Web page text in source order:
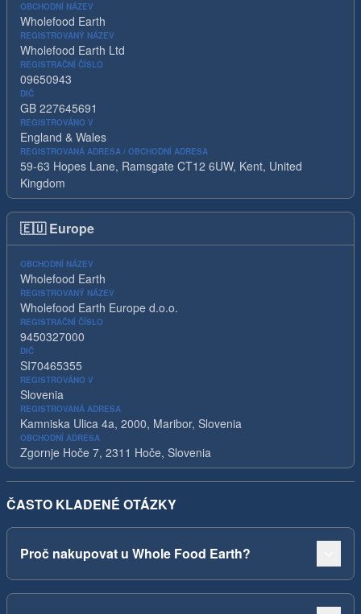
OBCHODNÍ NÁZEV
Wholefood Earth
REGISTROVANÝ NÁZEV
Wholefood Earth Ltd
REGISTRAČNÍ ČÍSLO
09650943
DIČ
GB 227645691
REGISTROVÁNO V
England & Wales
REGISTROVANÁ ADRESA / OBCHODNÍ ADRESA
59-63 Hopes Lane, Ramsgate CT12 6UW, Kent, United
Kingdom
🇪🇺 Europe
OBCHODNÍ NÁZEV
Wholefood Earth
REGISTROVANÝ NÁZEV
Wholefood Earth Europe d.o.o.
REGISTRAČNÍ ČÍSLO
9450327000
DIČ
SI70465355
REGISTROVÁNO V
Slovenia
REGISTROVANÁ ADRESA
Kamniska Ulica 4a, 2000, Maribor, Slovenia
OBCHODNÍ ADRESA
Zgornje Hoče 7, 2311 Hoče, Slovenia
ČASTO KLADENÉ OTÁZKY
Proč nakupovat u Whole Food Earth?